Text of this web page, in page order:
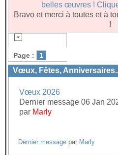
belles œuvres !
Bravo et merci à toutes et à
!
Page : 1
Vœux, Fêtes,
Vœux 2026
Dernier message 06 Jan
par Marly
Dernier message par Marly